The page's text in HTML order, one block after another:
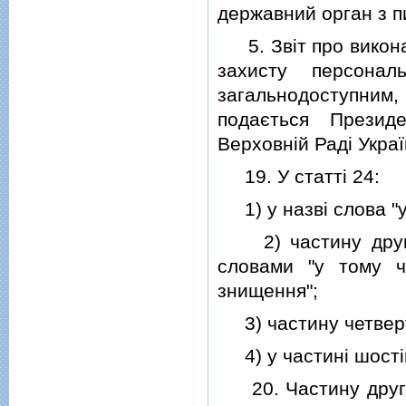
державний орган з
5. Звiт про
захисту
подається
Верховнiй Радi
19. У статтi 24:
1) у назвi слова "у
2) частину другу
словами "у тому
знищення";
3) частину
4) у частинi
20. Частину